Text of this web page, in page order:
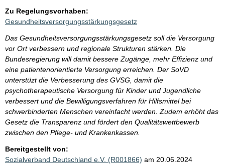
Zu Regelungsvorhaben:
Gesundheitsversorgungsstärkungsgesetz
Das Gesundheitsversorgungsstärkungsgesetz soll die Versorgung
vor Ort verbessern und regionale Strukturen stärken. Die
Bundesregierung will damit bessere Zugänge, mehr Effizienz und
eine patientenorientierte Versorgung erreichen. Der SoVD
unterstüzt die Verbesserung des GVSG, damit die
psychotherapeutische Versorgung für Kinder und Jugendliche
verbessert und die Bewilligungsverfahren für Hilfsmittel bei
schwerbinderten Menschen vereinfacht werden. Zudem erhöht das
Gesetz die Transparenz und fördert den Qualitätswettbewerb
zwischen den Pflege- und Krankenkassen.
Bereitgestellt von:
Sozialverband Deutschland e.V. (R001866) am 20.06.2024